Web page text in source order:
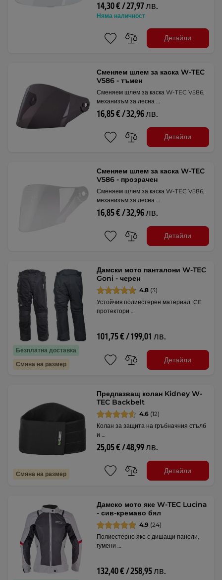
14,30 € / 27,97 лв.
Няма наличност
Детайли
Сменяем шлем за каска W-TEC
V586 - тъмен
Сменяем шлем за каска W-TEC V586,
механизъм за лесна …
16,85 € / 32,96 лв.
Детайли
Сменяем шлем за каска W-TEC
V586 - прозрачен
Сменяем шлем за каска W-TEC V586,
механизъм за лесна …
16,85 € / 32,96 лв.
Детайли
Безплатна доставка
Смяна на размер
Дамски мото панталони W-TEC
Goni - черен
4.8 (3)
Устойчив полиестерен материал, CE
протектори …
101,75 € / 199,01 лв.
Детайли
Смяна на размер
Предпазващ колан Kidney W-
TEC Backbelt
4.6 (12)
Колан за защита на гръбначния стълб
и …
25,05 € / 48,99 лв.
Детайли
Дамско мото яке W-TEC Lucina
- сив-кремаво бял
4.9 (24)
Полиестерно яке с дишащи панели,
гумени …
132,40 € / 258,95 лв.